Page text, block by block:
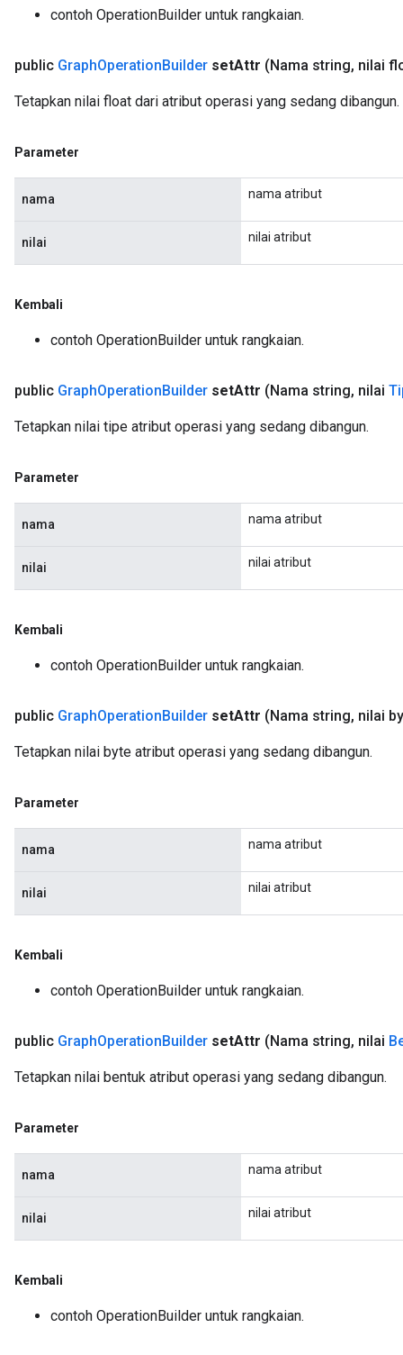
contoh OperationBuilder untuk rangkaian.
public GraphOperationBuilder setAttr (Nama string, nilai
Tetapkan nilai float dari atribut operasi yang sedang dibangun.
Parameter
nama nama atribut
nilai nilai atribut
Kembali
contoh OperationBuilder untuk rangkaian.
public GraphOperationBuilder setAttr (Nama string, nilai
Tetapkan nilai tipe atribut operasi yang sedang dibangun.
Parameter
nama nama atribut
nilai nilai atribut
Kembali
contoh OperationBuilder untuk rangkaian.
public GraphOperationBuilder setAttr (Nama string, nilai
Tetapkan nilai byte atribut operasi yang sedang dibangun.
Parameter
nama nama atribut
nilai nilai atribut
Kembali
contoh OperationBuilder untuk rangkaian.
public GraphOperationBuilder setAttr (Nama string, nilai
Tetapkan nilai bentuk atribut operasi yang sedang dibangun.
Parameter
nama nama atribut
nilai nilai atribut
Kembali
contoh OperationBuilder untuk rangkaian.